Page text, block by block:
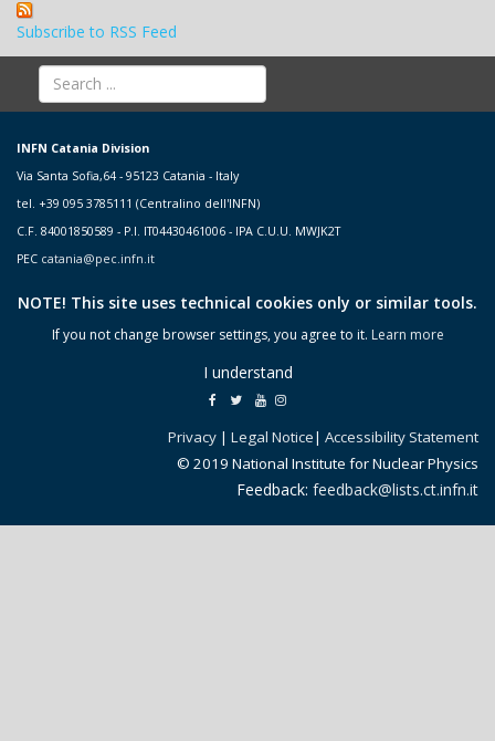
Subscribe to RSS Feed
INFN Catania Division
Via Santa Sofia,64 - 95123 Catania - Italy
tel. +39 095 3785111 (Centralino dell'INFN)
C.F. 84001850589 - P.I. IT04430461006 - IPA C.U.U. MWJK2T
PEC catania@pec.infn.it
NOTE! This site uses technical cookies only or similar tools.
If you not change browser settings, you agree to it. Learn more
I understand
Privacy | Legal Notice| Accessibility Statement
© 2019 National Institute for Nuclear Physics
Feedback: feedback@lists.ct.infn.it